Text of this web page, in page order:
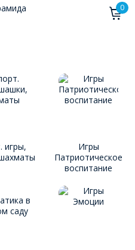
0
игры,
Игры
Патриотическое
воспитание